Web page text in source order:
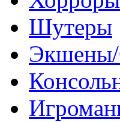
Шутеры
Экшены/